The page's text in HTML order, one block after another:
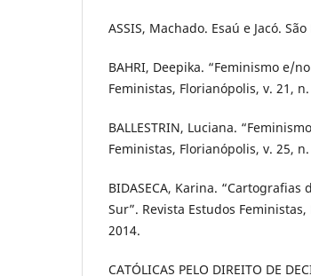
ASSIS, Machado. Esaú e Jacó.
BAHRI, Deepika. “Feminismo e/
Feministas, Florianópolis, v. 21,
BALLESTRIN, Luciana.
Feministas, Florianópolis, v. 25,
BIDASECA, Karina.
Sur”. Revista Estudos
2014.
CATÓLICAS PELO DIREITO DE